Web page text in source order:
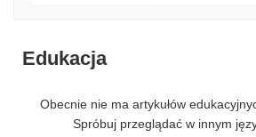
Edukacja
Obecnie nie ma artykułów
Spróbuj przeglądać w innym